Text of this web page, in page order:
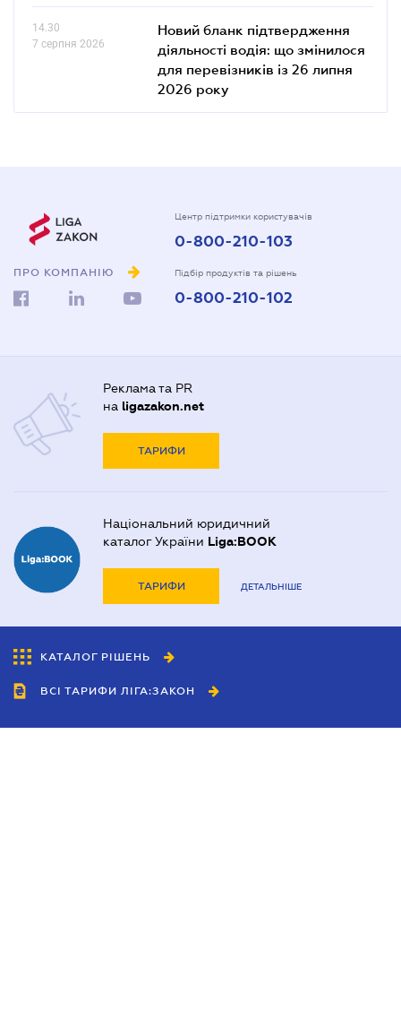
14.30
7 серпня 2026
Новий бланк підтвердження
діяльності водія: що змінилося
для перевізників із 26 липня
2026 року
ПРО КОМПАНІЮ
Центр підтримки користувачів
0-800-210-103
Підбір продуктів та рішень
0-800-210-102
Реклама та PR
на ligazakon.net
ТАРИФИ
Національний юридичний
каталог України Liga:BOOK
ТАРИФИ ДЕТАЛЬНІШЕ
КАТАЛОГ РІШЕНЬ
ВСІ ТАРИФИ ЛІГА:ЗАКОН